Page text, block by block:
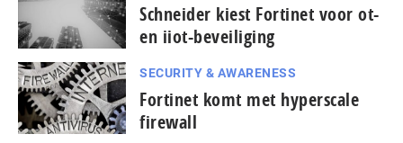
Schneider kiest Fortinet voor ot-
en iiot-beveiliging
SECURITY & AWARENESS
Fortinet komt met hyperscale
firewall